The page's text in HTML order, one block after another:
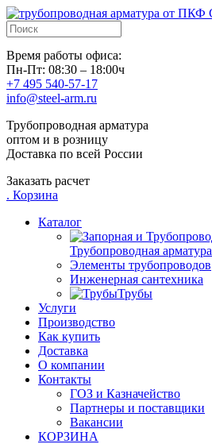
Время работы офиса:
Пн-Пт: 08:30 – 18:00ч
+7 495 540-57-17
info@steel-arm.ru
Трубопроводная арматура
оптом и в розницу
Доставка по всей России
Заказать расчет
. Корзина
Каталог
Трубопроводная арматура
Элементы трубопроводов
Инженерная сантехника
Трубы
Услуги
Производство
Как купить
Доставка
О компании
Контакты
ГОЗ и Казначейство
Партнеры и поставщики
Вакансии
КОРЗИНА